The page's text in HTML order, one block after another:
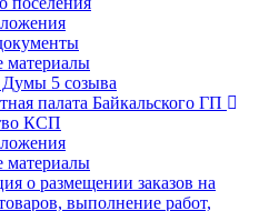
материалы
5 созыва
палата Байкальского ГП
КСП
материалы
о размещении заказов на
выполнение работ,